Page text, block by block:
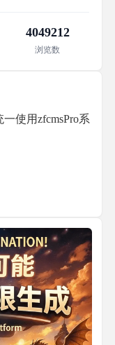
4049212
浏览数
使用zfcmsPro系